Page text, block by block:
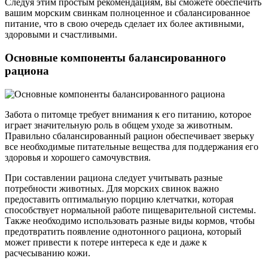
Следуя этим простым рекомендациям, вы сможете обеспечить
вашим морским свинкам полноценное и сбалансированное
питание, что в свою очередь сделает их более активными,
здоровыми и счастливыми.
Основные компоненты балансированного
рациона
Забота о питомце требует внимания к его питанию, которое
играет значительную роль в общем уходе за животным.
Правильно сбалансированный рацион обеспечивает зверьку
все необходимые питательные вещества для поддержания его
здоровья и хорошего самочувствия.
При составлении рациона следует учитывать разные
потребности животных. Для морских свинок важно
предоставить оптимальную порцию клетчатки, которая
способствует нормальной работе пищеварительной системы.
Также необходимо использовать разные виды кормов, чтобы
предотвратить появление однотонного рациона, который
может привести к потере интереса к еде и даже к
расчесыванию кожи.